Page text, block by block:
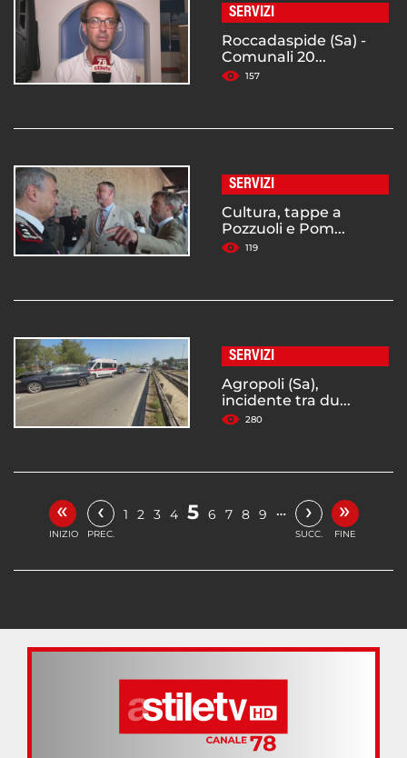
SERVIZI
Roccadaspide (Sa) -
Comunali 20...
157
SERVIZI
Cultura, tappe a
Pozzuoli e Pom...
119
SERVIZI
Agropoli (Sa),
incidente tra du...
280
«
INIZIO
‹
PREC.
1 2 3 4 5 6 7 8 9 … ›
SUCC.
»
FINE